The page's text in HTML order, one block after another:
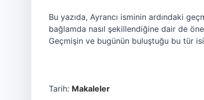
Bu yazıda, Ayrancı isminin ardındaki
bağlamda nasıl şekillendiğine dair de
Geçmişin ve bugünün buluştuğu bu tür
Tarih: Makaleler